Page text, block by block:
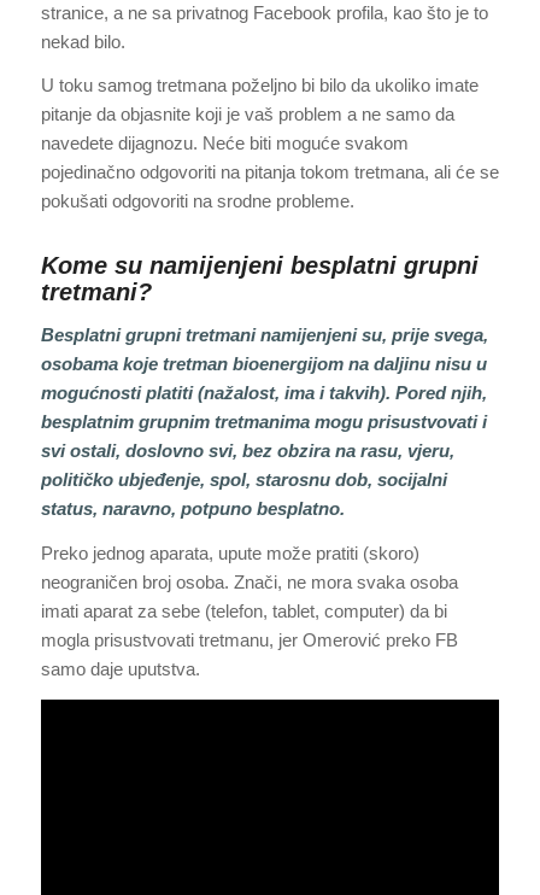
stranice, a ne sa privatnog Facebook profila, kao što je to
nekad bilo.
U toku samog tretmana poželjno bi bilo da ukoliko imate
pitanje da objasnite koji je vaš problem a ne samo da
navedete dijagnozu. Neće biti moguće svakom
pojedinačno odgovoriti na pitanja tokom tretmana, ali će se
pokušati odgovoriti na srodne probleme.
Kome su namijenjeni besplatni grupni
tretmani?
Besplatni grupni tretmani namijenjeni su, prije svega,
osobama koje tretman bioenergijom na daljinu nisu u
mogućnosti platiti (nažalost, ima i takvih). Pored njih,
besplatnim grupnim tretmanima mogu prisustvovati i
svi ostali, doslovno svi, bez obzira na rasu, vjeru,
političko ubjeđenje, spol, starosnu dob, socijalni
status, naravno, potpuno besplatno.
Preko jednog aparata, upute može pratiti (skoro)
neograničen broj osoba. Znači, ne mora svaka osoba
imati aparat za sebe (telefon, tablet, computer) da bi
mogla prisustvovati tretmanu, jer Omerović preko FB
samo daje uputstva.